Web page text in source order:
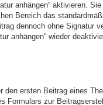
anhängen“ aktivieren.
Bereich das
dennoch ohne Signatur
anhängen“ wieder
den ersten Beitrag eines
Formulars zur